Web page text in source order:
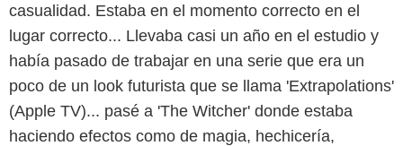
casualidad. Estaba en el momento correcto en el
lugar correcto... Llevaba casi un año en el estudio y
había pasado de trabajar en una serie que era un
poco de un look futurista que se llama 'Extrapolations'
(Apple TV)... pasé a 'The Witcher' donde estaba
haciendo efectos como de magia, hechicería,